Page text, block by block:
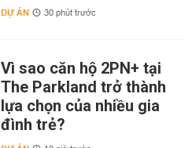
DỰ ÁN 30 phút trước
Vì sao căn hộ 2PN+ tại
The Parkland trở thành
lựa chọn của nhiều gia
đình trẻ?